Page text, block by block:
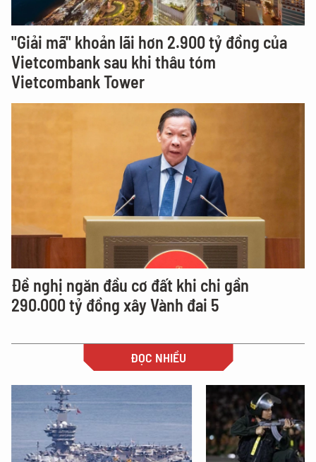
"Giải mã" khoản lãi hơn 2.900 tỷ đồng của
Vietcombank sau khi thâu tóm
Vietcombank Tower
Đề nghị ngăn đầu cơ đất khi chi gần
290.000 tỷ đồng xây Vành đai 5
ĐỌC NHIỀU